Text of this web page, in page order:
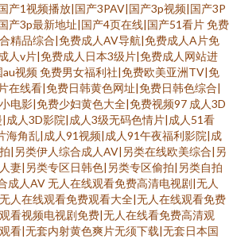
产1视频播放|国产3PAV|国产3p视频|国产3P
产3p最新地址|国产4页在线|国产51看片免费
精品综合|免费成人AV导航|免费成人A片免
人v片|免费成人日本3级片|免费成人网站进
au视频免费男女福利社|免费欧美亚洲TV|免
在线看|免费日韩黄色网址|免费日韩色综合|
电影|免费少妇黄色大全|免费视频97 成人3D
成人3D影院|成人3级无码色情片|成人51看
海角乱|成人91视频|成人91午夜福利影院|成
|另类伊人综合成人AV|另类在线欧美综合|另
妻|另类专区日韩色|另类专区偷拍|另类自拍
成人AV无人在线观看免费高清电视剧|无人
人在线观看免费观看大全|无人在线观看免费
看视频电视剧免费|无人在线看免费高清观
看|无套内射黄色爽片无须下载|无套日本国